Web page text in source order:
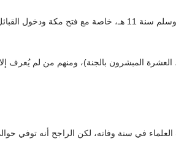
صحابي بحلول وفاة النبي صلى الله عليه وسلم سنة 11 هـ، خاصة مع فتح مكة ودخول
العشرة المبشرون بالجنة)، ومنهم من لم يُعرف إلا
في سنة وفاته، لكن الراجح أنه توفي